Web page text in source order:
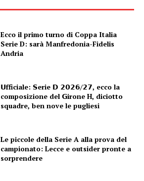
Ecco il primo turno di Coppa Italia
Serie D: sarà Manfredonia-Fidelis
Andria
𝗨fficiale: 𝗦erie 𝗗 𝟮𝟬𝟮𝟲/𝟮𝟳, ecco la
composizione del 𝗚irone H, diciotto
squadre, ben nove le pugliesi
Le piccole della Serie A alla prova del
campionato: Lecce e outsider pronte a
sorprendere